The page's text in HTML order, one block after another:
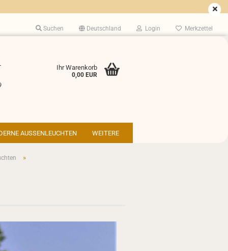
Suchen Deutschland Login Merkzettel
Ihr Warenkorb
0,00 EUR
AUSSENLEUCHTEN WEITERE
»